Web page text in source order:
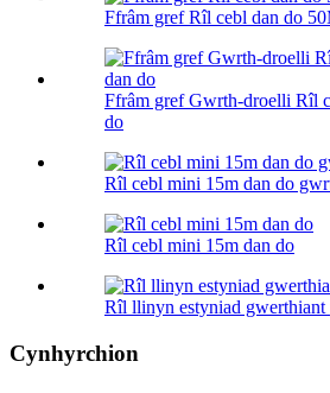
Ffrâm gref Rîl cebl dan do
Ffrâm gref Gwrth-droelli Rîl
do
Rîl cebl mini 15m dan do
Rîl cebl mini 15m dan do
Rîl llinyn estyniad gwerthiant
Cynhyrchion